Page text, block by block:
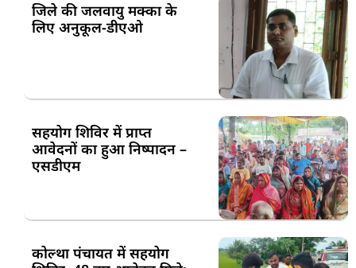
जिले की जलवायु मक्का के
लिए अनुकूल-डीएओ
सहयोग शिविर में प्राप्त
आवेदनों का हुआ निष्पादन –
एसडीएम
कोल्था पंचायत में सहयोग